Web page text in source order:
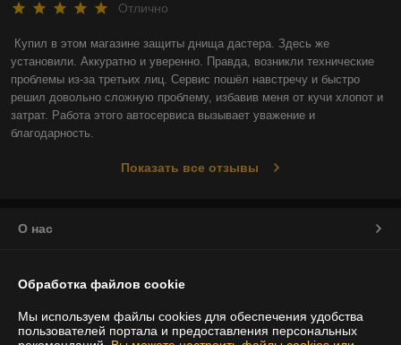
Отлично
Купил в этом магазине защиты днища дастера. Здесь же
установили. Аккуратно и уверенно. Правда, возникли технические
проблемы из-за третьих лиц. Сервис пошёл навстречу и быстро
решил довольно сложную проблему, избавив меня от кучи хлопот и
затрат. Работа этого автосервиса вызывает уважение и
благодарность.
Показать все отзывы
О нас
Доставка и оплата
Обработка файлов cookie
Мы используем файлы cookies для обеспечения удобства
пользователей портала и предоставления персональных